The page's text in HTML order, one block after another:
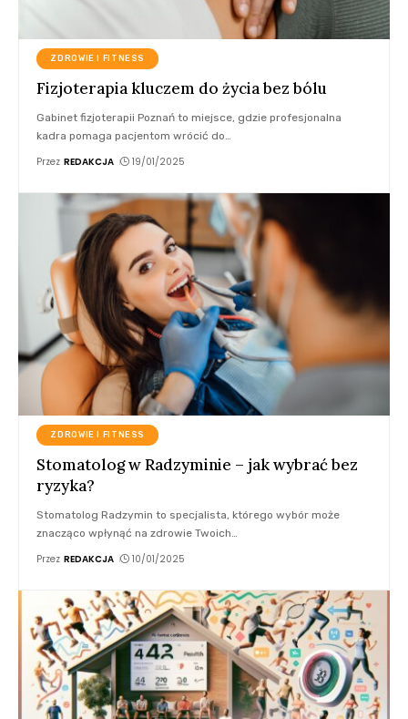
ZDROWIE I FITNESS
Fizjoterapia kluczem do życia bez bólu
Gabinet fizjoterapii Poznań to miejsce, gdzie profesjonalna
kadra pomaga pacjentom wrócić do…
Przez REDAKCJA 19/01/2025
ZDROWIE I FITNESS
Stomatolog w Radzyminie – jak wybrać bez
ryzyka?
Stomatolog Radzymin to specjalista, którego wybór może
znacząco wpłynąć na zdrowie Twoich…
Przez REDAKCJA 10/01/2025